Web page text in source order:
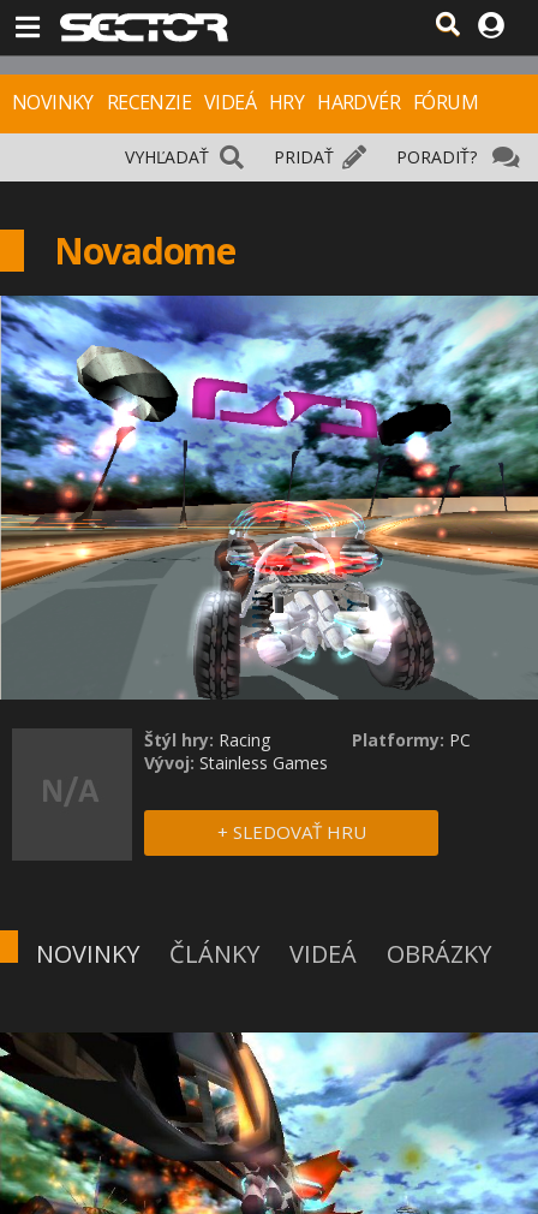
NOVINKY RECENZIE VIDEÁ HRY HARDVÉR FÓRUM
PORADIŤ?
PRIDAŤ
VYHĽADAŤ
Novadome
Štýl hry: Racing
Vývoj: Stainless Games
Platformy: PC
+ SLEDOVAŤ HRU
NOVINKY ČLÁNKY VIDEÁ OBRÁZKY